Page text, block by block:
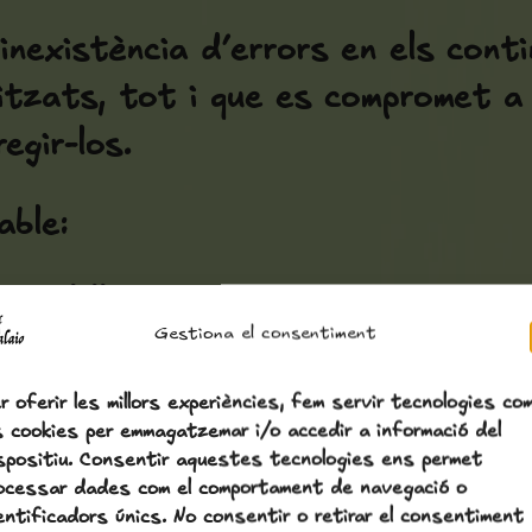
Gestiona el consentiment
oferir les millors experiències, fem servir tecnologies
cookies per emmagatzemar i/o accedir a informació del
Consentir aquestes tecnologies ens permet
dades com el comportament de navegació o
únics. No consentir o retirar el consentiment
d’errors en els
tot i que es compromet
los.
del lloc web
de la informació
en els continguts